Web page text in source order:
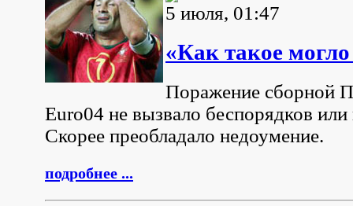
5 июля, 01:47
«Как такое
Поражение сборной
Еuro04 не вызвало беспорядков или
Скорее преобладало недоумение.
подробнее ...